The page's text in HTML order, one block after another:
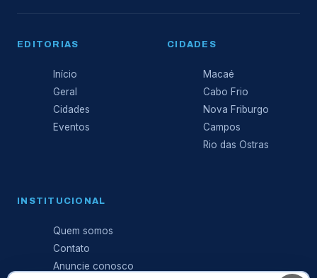
EDITORIAS
Início
Geral
Cidades
Eventos
CIDADES
Macaé
Cabo Frio
Nova Friburgo
Campos
Rio das Ostras
INSTITUCIONAL
Quem somos
Contato
Anuncie conosco